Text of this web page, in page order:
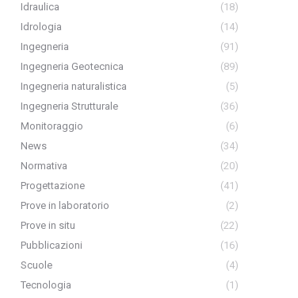
Idraulica
(18)
Idrologia
(14)
Ingegneria
(91)
Ingegneria Geotecnica
(89)
Ingegneria naturalistica
(5)
Ingegneria Strutturale
(36)
Monitoraggio
(6)
News
(34)
Normativa
(20)
Progettazione
(41)
Prove in laboratorio
(2)
Prove in situ
(22)
Pubblicazioni
(16)
Scuole
(4)
Tecnologia
(1)